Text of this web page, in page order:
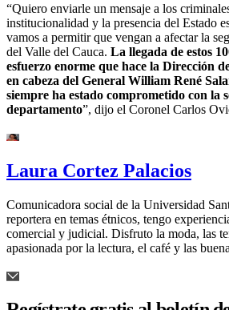
“Quiero enviarle un mensaje a los
institucionalidad y la presencia del Estado
vamos a permitir que vengan a afectar la
del Valle del Cauca. La llegada de estos
esfuerzo enorme que hace la Dirección
en cabeza del General William René
siempre ha estado comprometido con la
departamento”, dijo el Coronel Carlos
Laura Cortez Palacios
Comunicadora social de la Universidad
reportera en temas étnicos, tengo
comercial y judicial. Disfruto la moda, las
apasionada por la lectura, el café y las